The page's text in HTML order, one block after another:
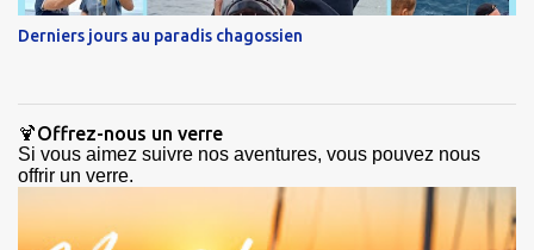
Derniers jours au paradis chagossien
🍹Offrez-nous un verre
Si vous aimez suivre nos aventures, vous pouvez nous
offrir un verre.